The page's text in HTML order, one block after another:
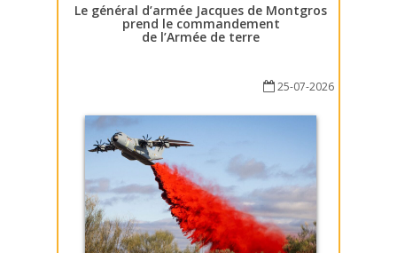
Le général d’armée Jacques de Montgros
prend le commandement
de l’Armée de terre
25-07-2026